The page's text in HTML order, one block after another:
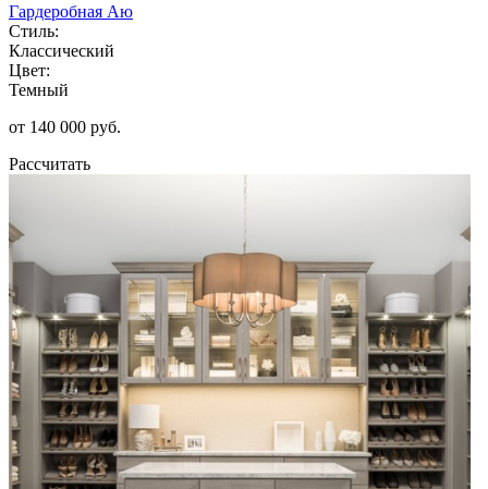
Гардеробная Аю
Стиль:
Классический
Цвет:
Темный
от 140 000 руб.
Рассчитать